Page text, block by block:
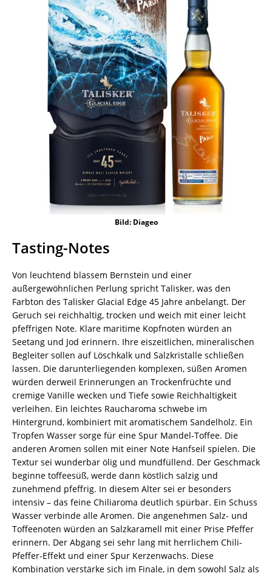
Bild: Diageo
Tasting-Notes
Von leuchtend blassem Bernstein und einer
außergewöhnlichen Perlung spricht Talisker, was den
Farbton des Talisker Glacial Edge 45 Jahre anbelangt. Der
Geruch sei reichhaltig, trocken und weich mit einer leicht
pfeffrigen Note. Klare maritime Kopfnoten würden an
Seetang und Jod erinnern. Ihre eiszeitlichen, mineralischen
Begleiter sollen auf Löschkalk und Salzkristalle schließen
lassen. Die darunterliegenden komplexen, süßen Aromen
würden derweil Erinnerungen an Trockenfrüchte und
cremige Vanille wecken und Tiefe sowie Reichhaltigkeit
verleihen. Ein leichtes Raucharoma schwebe im
Hintergrund, kombiniert mit aromatischem Sandelholz. Ein
Tropfen Wasser sorge für eine Spur Mandel-Toffee. Die
anderen Aromen sollen mit einer Note Hanfseil spielen. Die
Textur sei wunderbar ölig und mundfüllend. Der Geschmack
beginne toffeesüß, werde dann köstlich salzig und
zunehmend pfeffrig. In diesem Alter sei er besonders
intensiv – das feine Chiliaroma deutlich spürbar. Ein Schuss
Wasser verbinde alle Aromen. Die angenehmen Salz- und
Toffeenoten würden an Salzkaramell mit einer Prise Pfeffer
erinnern. Der Abgang sei sehr lang mit herrlichem Chili-
Pfeffer-Effekt und einer Spur Kerzenwachs. Diese
Kombination verstärke sich im Finale, in dem sowohl Salz als